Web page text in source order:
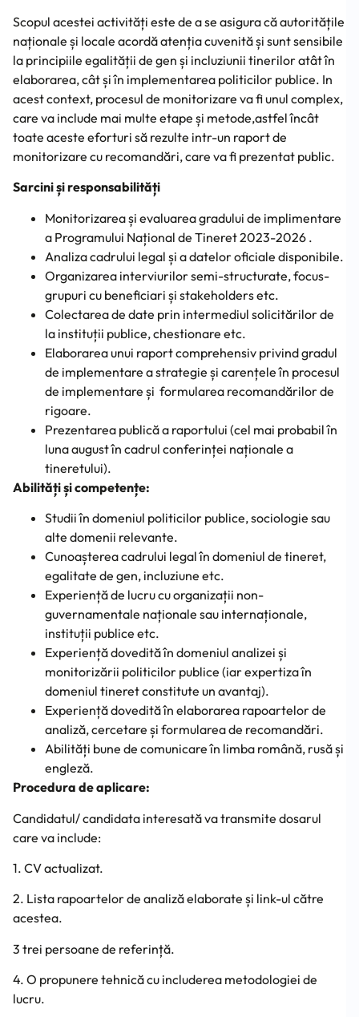
Scopul acestei activități este de a se asigura că autoritățile
naționale și locale acordă atenția cuvenită și sunt sensibile
la principiile egalității de gen și incluziunii tinerilor atât în ​​
elaborarea, cât și în implementarea politicilor publice. In
acest context, procesul de monitorizare va fi unul complex,
care va include mai multe etape și metode,astfel încât
toate aceste eforturi să rezulte intr-un raport de
monitorizare cu recomandări, care va fi prezentat public.
Sarcini și responsabilități
Monitorizarea și evaluarea gradului de implimentare
a Programului Național de Tineret 2023-2026 .
Analiza cadrului legal și a datelor oficiale disponibile.
Organizarea interviurilor semi-structurate, focus-
grupuri cu beneficiari și stakeholders etc.
Colectarea de date prin intermediul solicitărilor de
la instituții publice, chestionare etc.
Elaborarea unui raport comprehensiv privind gradul
de implementare a strategie și carențele în procesul
de implementare și formularea recomandărilor de
rigoare.
Prezentarea publică a raportului (cel mai probabil în
luna august în cadrul conferinței naționale a
tineretului).
Abilități și competențe:
Studii în domeniul politicilor publice, sociologie sau
alte domenii relevante.
Cunoașterea cadrului legal în domeniul de tineret,
egalitate de gen, incluziune etc.
Experiență de lucru cu organizații non-
guvernamentale naționale sau internaționale,
instituții publice etc.
Experiență dovedită în domeniul analizei și
monitorizării politicilor publice (iar expertiza în
domeniul tineret constitute un avantaj).
Experiență dovedită în elaborarea rapoartelor de
analiză, cercetare și formularea de recomandări.
Abilități bune de comunicare în limba română, rusă și
engleză.
Procedura de aplicare:
Candidatul/ candidata interesată va transmite dosarul
care va include:
1. CV actualizat.
2. Lista rapoartelor de analiză elaborate și link-ul către
acestea.
3 trei persoane de referință.
4. O propunere tehnică cu includerea metodologiei de
lucru.